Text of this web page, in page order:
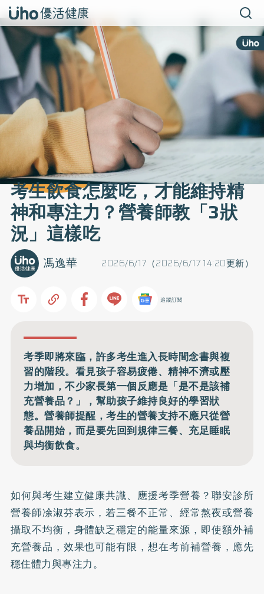
考生飲食怎麼吃，才能維持精
神和專注力？營養師教「3狀
況」這樣吃
2026/6/17（2026/6/17 14:20更新）
馮逸華
追蹤訂閱
考季即將來臨，許多考生進入長時間念書與複
習的階段。看見孩子容易疲倦、精神不濟或壓
力增加，不少家長第一個反應是「是不是該補
充營養品？」，幫助孩子維持良好的學習狀
態。營養師提醒，考生的營養支持不應只從營
養品開始，而是要先回到規律三餐、充足睡眠
與均衡飲食。
如何與考生建立健康共識、應援考季營養？聯安診所
營養師凃淑芬表示，若三餐不正常、經常熬夜或營養
攝取不均衡，身體缺乏穩定的能量來源，即使額外補
充營養品，效果也可能有限，想在考前補營養，應先
穩住體力與專注力。